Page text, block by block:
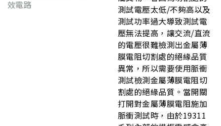
效電路
測試電壓太低/不夠高以及
測試功率過大導致測試電
壓無法提高，讓交流/直流
的電壓很難檢測出金屬薄
膜電阻切割處的絕緣品質
異常，所以需要使用脈衝
測試檢測金屬薄膜電阻切
割處的絕緣品質。當開關
打開對金屬薄膜電阻施加
脈衝測試時，由於19311